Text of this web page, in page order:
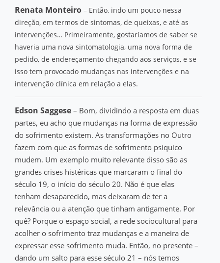
Renata Monteiro – Então, indo um pouco nessa
direção, em termos de sintomas, de queixas, e até as
intervenções… Primeiramente, gostaríamos de saber se
haveria uma nova sintomatologia, uma nova forma de
pedido, de endereçamento chegando aos serviços, e se
isso tem provocado mudanças nas intervenções e na
intervenção clínica em relação a elas.
Edson Saggese – Bom, dividindo a resposta em duas
partes, eu acho que mudanças na forma de expressão
do sofrimento existem. As transformações no Outro
fazem com que as formas de sofrimento psíquico
mudem. Um exemplo muito relevante disso são as
grandes crises histéricas que marcaram o final do
século 19, o início do século 20. Não é que elas
tenham desaparecido, mas deixaram de ter a
relevância ou a atenção que tinham antigamente. Por
quê? Porque o espaço social, a rede sociocultural para
acolher o sofrimento traz mudanças e a maneira de
expressar esse sofrimento muda. Então, no presente –
dando um salto para esse século 21 – nós temos